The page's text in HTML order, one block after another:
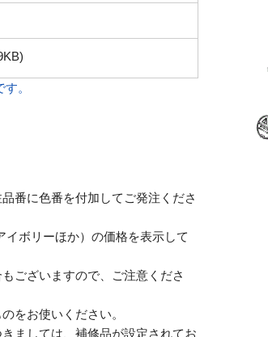
。
番に色番を付加してご発注くださ
イボリーほか）の価格を表示して
ございますので、ご注意くださ
をお使いください。
ましては、補修品が設定されてお